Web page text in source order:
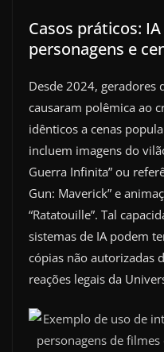
Casos práticos:
personagens e
Desde 2024, geradores
causaram polêmica ao
idênticos a cenas
incluem imagens do
Guerra Infinita” ou
Gun: Maverick” e
“Ratatouille”. Tal
sistemas de IA podem
cópias não autorizadas
reações legais da